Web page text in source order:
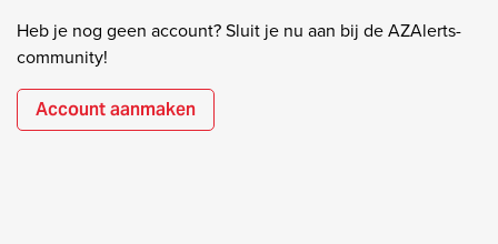
Heb je nog geen account? Sluit je nu aan bij de AZAlerts-
community!
Account aanmaken